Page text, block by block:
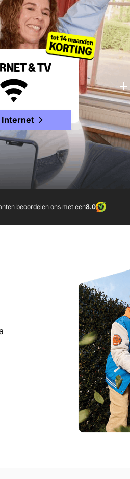
& TV
Internet
beoordelen ons met een8.0